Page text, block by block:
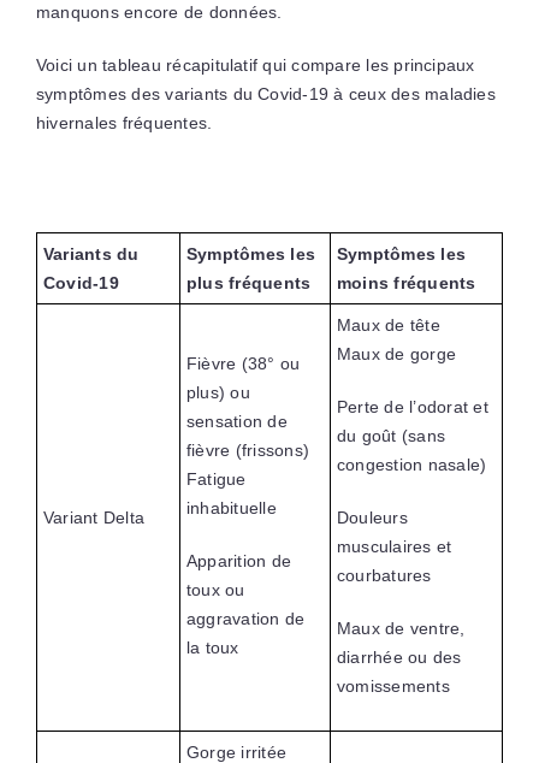
manquons encore de données.
Voici un tableau récapitulatif qui compare les principaux
symptômes des variants du Covid-19 à ceux des maladies
hivernales fréquentes.
Variants du
Covid-19
Symptômes les
plus fréquents
Symptômes les
moins fréquents
Variant Delta
Fièvre (38° ou
plus) ou
sensation de
fièvre (frissons)
Fatigue
inhabituelle
Apparition de
toux ou
aggravation de
la toux
Maux de tête
Maux de gorge
Perte de l’odorat et
du goût (sans
congestion nasale)
Douleurs
musculaires et
courbatures
Maux de ventre,
diarrhée ou des
vomissements
Gorge irritée